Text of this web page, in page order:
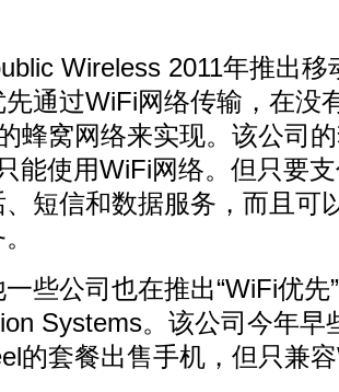
Wireless 2011年推出移
先通过WiFi网络传输，在没
蜂窝网络来实现。该公司
能使用WiFi网络。但只要
、短信和数据服务，而且可
公司也在推出“WiFi优先
Systems。该公司今年早
的套餐出售手机，但只兼